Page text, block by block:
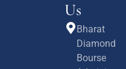
Us
Bharat
Diamond
Bourse